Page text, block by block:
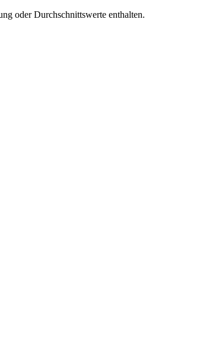
oder Durchschnittswerte enthalten.